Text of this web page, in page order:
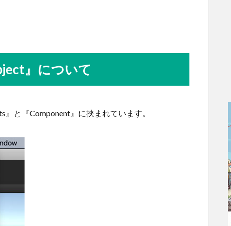
』について
と『Component』に挟まれています。